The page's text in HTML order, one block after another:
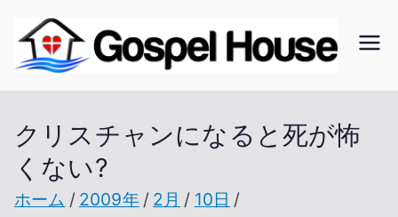
を
プ
ス
教会
の無
クリスチャンになると死が怖
くない?
ホーム 2009年 2月
10日